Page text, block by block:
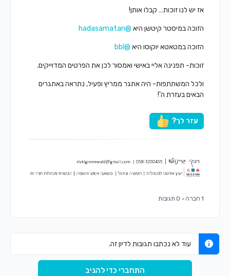
אז יש לנו זוכות… קבלו אותן!
הזוכה במיסטר קיטשן היא@hadasamatan
הזוכה במטאטא יוקוסו היא@bbl
זוכות- תפנינה אליי באישי ואמסור לכן את הפרטים המדוייקים.
ולכל המשתתפות- היה אתגר ממריץ ופעיל, נתראה באתגרים
הבאים בעזרת ה'!
עזר לך?
· 0 תגובות
עוד לא נכתבו תגובות לדיון זה.
התחברי כדי להגיב